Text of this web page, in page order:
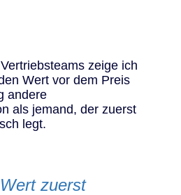
zeige ich
Wert vor dem Preis
andere
als jemand, der zuerst
legt.
zuerst